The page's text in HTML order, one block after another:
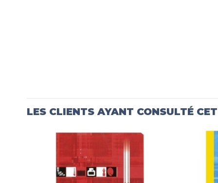
LES CLIENTS AYANT CONSULTÉ